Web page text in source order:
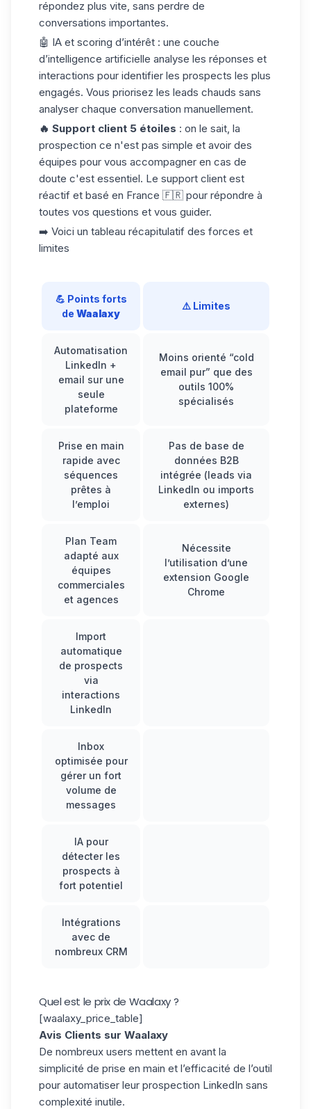
répondez plus vite, sans perdre de
conversations importantes.
🤖 IA et scoring d’intérêt : une couche
d’intelligence artificielle analyse les réponses et
interactions pour identifier les prospects les plus
engagés. Vous priorisez les leads chauds sans
analyser chaque conversation manuellement.
🔥 Support client 5 étoiles : on le sait, la
prospection ce n'est pas simple et avoir des
équipes pour vous accompagner en cas de
doute c'est essentiel. Le support client est
réactif et basé en France 🇫🇷 pour répondre à
toutes vos questions et vous guider.
➡️ Voici un tableau récapitulatif des forces et
limites
💪 Points forts
de Waalaxy
⚠️ Limites
Automatisation
LinkedIn +
email sur une
seule
plateforme
Moins orienté “cold
email pur” que des
outils 100%
spécialisés
Prise en main
rapide avec
séquences
prêtes à
l’emploi
Pas de base de
données B2B
intégrée (leads via
LinkedIn ou imports
externes)
Plan Team
adapté aux
équipes
commerciales
et agences
Nécessite
l’utilisation d’une
extension Google
Chrome
Import
automatique
de prospects
via
interactions
LinkedIn
Inbox
optimisée pour
gérer un fort
volume de
messages
IA pour
détecter les
prospects à
fort potentiel
Intégrations
avec de
nombreux CRM
Quel est le prix de Waalaxy ?
[waalaxy_price_table]
Avis Clients sur Waalaxy
De nombreux users mettent en avant la
simplicité de prise en main et l’efficacité de l’outil
pour automatiser leur prospection LinkedIn sans
complexité inutile.